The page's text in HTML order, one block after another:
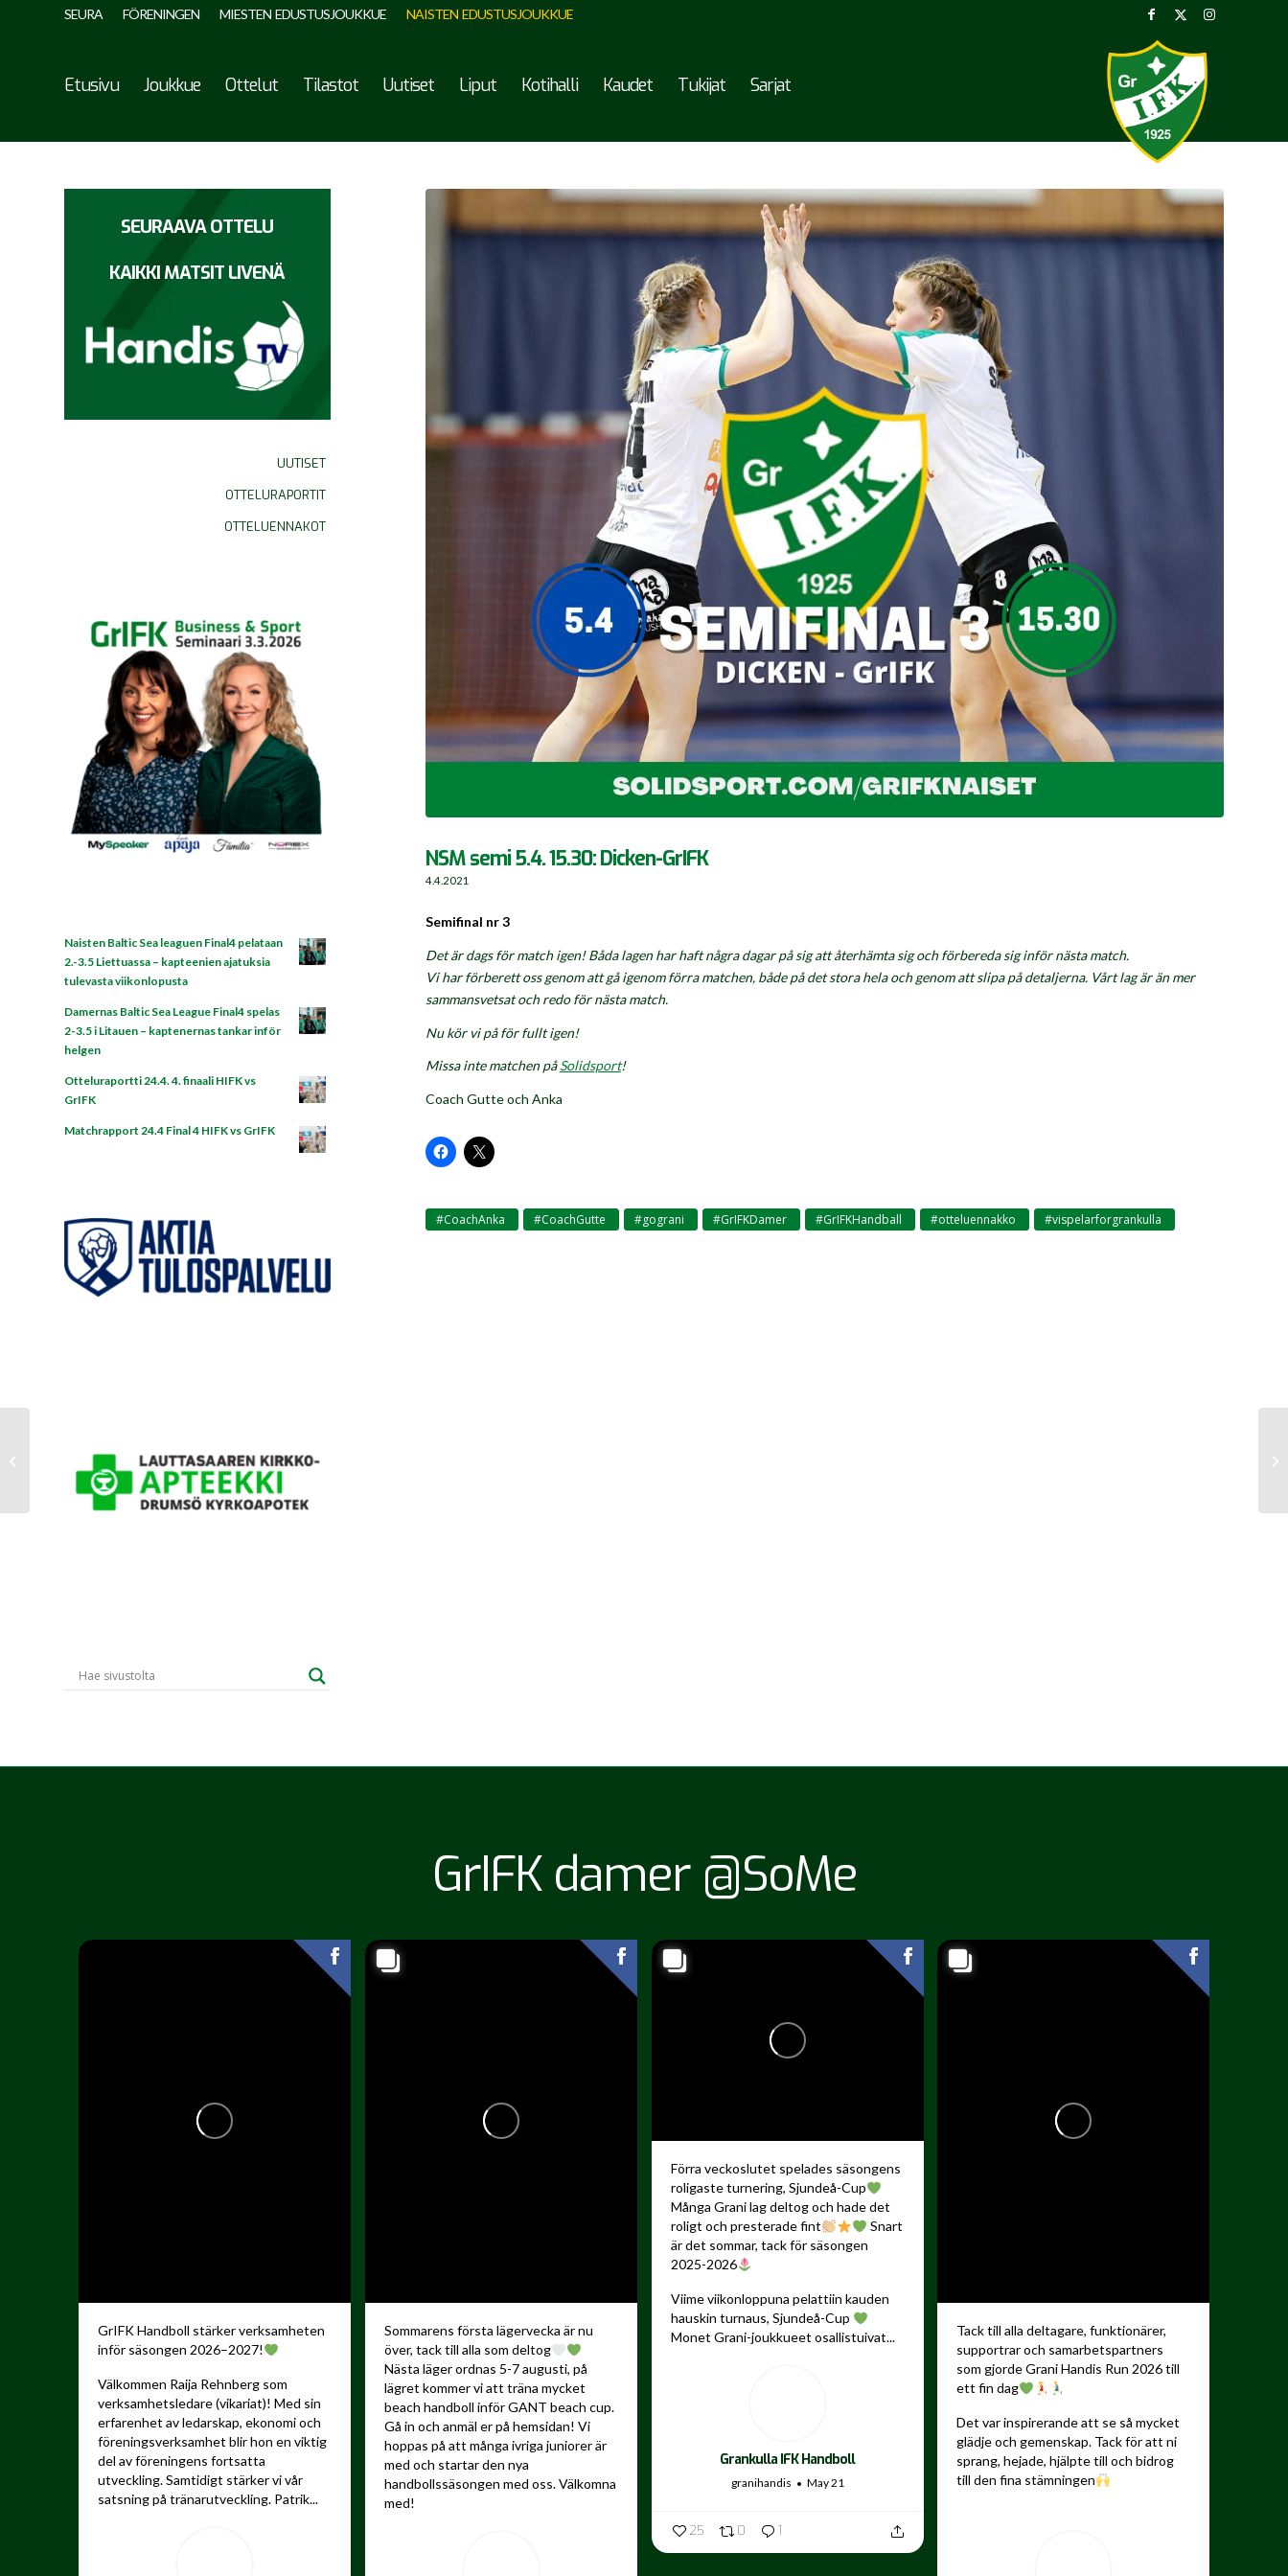
SEURA FÖRENINGEN MIESTEN EDUSTUSJOUKKUE NAISTEN EDUSTUSJOUKKUE
Etusivu Joukkue Ottelut Tilastot Uutiset Liput Kotihalli Kaudet Tukijat Sarjat
NSM semi 5.4. 15.30: Dicken-GrIFK
4.4.2021
Semifinal nr 3
Det är dags för match igen! Båda lagen har haft några dagar på sig att återhämta sig och förbereda sig inför nästa match.
Vi har förberett oss genom att gå igenom förra matchen, både på det stora hela och genom att slipa på detaljerna. Vårt lag är än mer
sammansvetsat och redo för nästa match.
Nu kör vi på för fullt igen!
Missa inte matchen påSolidsport!
Coach Gutte och Anka
#CoachAnka #CoachGutte #gograni #GrIFKDamer #GrIFKHandball #otteluennakko #vispelarforgrankulla
SEURAAVA OTTELU
KAIKKI MATSIT LIVENÄ
UUTISET
OTTELURAPORTIT
OTTELUENNAKOT
Naisten Baltic Sea leaguen Final4 pelataan
2.-3.5 Liettuassa – kapteenien ajatuksia
tulevasta viikonlopusta
Damernas Baltic Sea League Final4 spelas
2-3.5 i Litauen – kaptenernas tankar inför
helgen
Otteluraportti 24.4. 4. finaali HIFK vs
GrIFK
Matchrapport 24.4 Final 4 HIFK vs GrIFK
GrIFK damer @SoMe
GrIFK Handboll stärker verksamheten
inför säsongen 2026–2027!
Välkommen Raija Rehnberg som
verksamhetsledare (vikariat)! Med sin
erfarenhet av ledarskap, ekonomi och
föreningsverksamhet blir hon en viktig
del av föreningens fortsatta
utveckling.Samtidigt stärker vi vår
satsning på tränarutveckling. Patrik...
Sommarens första lägervecka är nu
över, tack till alla som deltog
Nästa läger ordnas 5-7 augusti, på
lägret kommer vi att träna mycket
beach handboll inför GANT beach cup.
Gå in och anmäl er på hemsidan! Vi
hoppas på att många ivriga juniorer är
med och startar den nya
handbollssäsongen med oss. Välkomna
med!
Förra veckoslutet spelades säsongens
roligaste turnering, Sjundeå-Cup
Många Grani lag deltog och hade det
roligt och presterade fint
Snart
är det sommar, tack för säsongen
2025-2026
Viime viikonloppuna pelattiin kauden
hauskin turnaus, Sjundeå-Cup
Monet Grani-joukkueet osallistuivat...
Grankulla IFK Handboll
granihandis May 21
25 0 1
Tack till alla deltagare, funktionärer,
supportrar och samarbetspartners
som gjorde Grani Handis Run 2026 till
ett fin dag
Det var inspirerande att se så mycket
glädje och gemenskap. Tack för att ni
sprang, hejade, hjälpte till och bidrog
till den fina stämningen
NSM semi 1.4.: GrIFK-
Dicken 26-28, ja. 23-23